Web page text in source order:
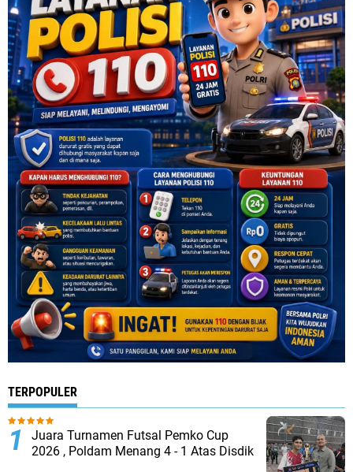
TERPOPULER
Juara Turnamen Futsal Pemko Cup
2026 , Poldam Menang 4 - 1 Atas Disdik